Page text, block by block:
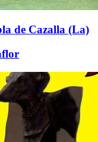
de Cazalla (La)